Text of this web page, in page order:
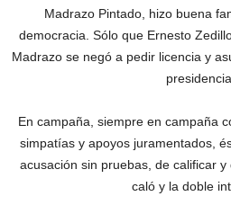
Madrazo Pintado, hizo buena
democracia. Sólo que Ernesto
Madrazo se negó a pedir licencia y
En campaña, siempre en campaña
simpatías y apoyos juramentados,
acusación sin pruebas, de calificar
caló y la doble